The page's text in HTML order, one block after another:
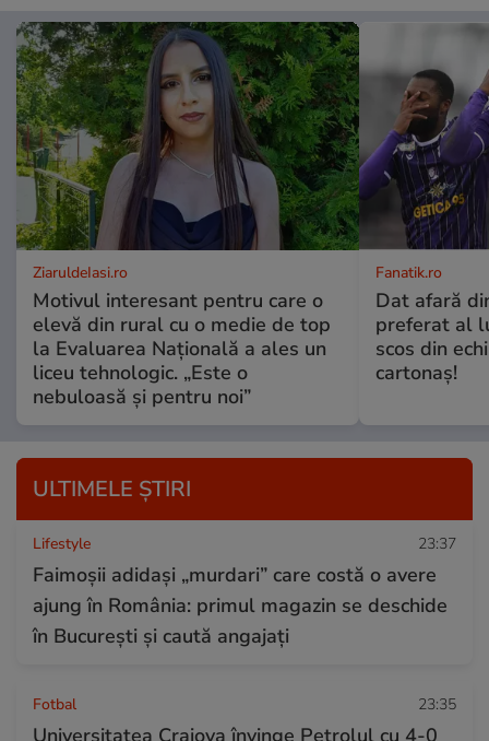
ZiaruldeIasi.ro
Motivul interesant pentru care o
elevă din rural cu o medie de top
la Evaluarea Națională a ales un
liceu tehnologic. „Este o
nebuloasă și pentru noi”
Fanatik.ro
Dat afară
preferat al
scos din
cartonaş!
ULTIMELE ȘTIRI
Lifestyle 23:37
Faimoșii adidași „murdari” care costă o avere
ajung în România: primul magazin se deschide
în București și caută angajați
Fotbal 23:35
Universitatea Craiova învinge Petrolul cu 4-0